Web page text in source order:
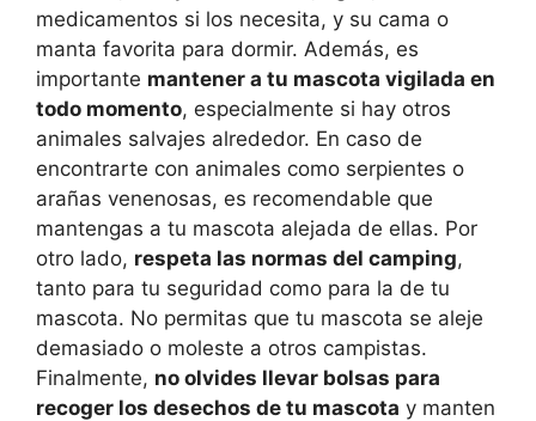
medicamentos si los necesita, y su cama o
manta favorita para dormir. Además, es
importante mantener a tu mascota vigilada en
todo momento, especialmente si hay otros
animales salvajes alrededor. En caso de
encontrarte con animales como serpientes o
arañas venenosas, es recomendable que
mantengas a tu mascota alejada de ellas. Por
otro lado, respeta las normas del camping,
tanto para tu seguridad como para la de tu
mascota. No permitas que tu mascota se aleje
demasiado o moleste a otros campistas.
Finalmente, no olvides llevar bolsas para
recoger los desechos de tu mascota y manten